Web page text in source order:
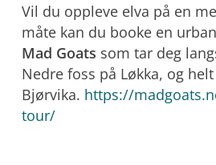
Vil du oppleve elva på en
måte kan du booke en
Mad Goats som tar deg
Nedre foss på Løkka, og
Bjørvika. https://
tour/